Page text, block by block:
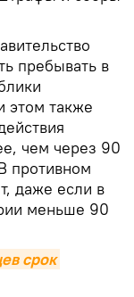
пребывать в
этом также
чем через 90
противном
даже если в
меньше 90
срок